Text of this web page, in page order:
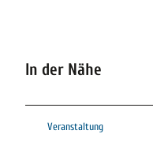
In der Nähe
Veranstaltung